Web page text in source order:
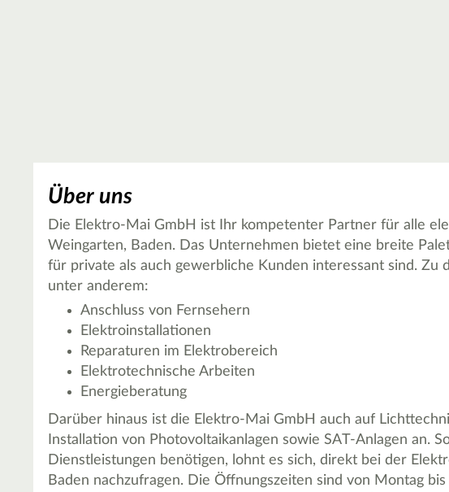
Über uns
Die Elektro-Mai GmbH ist Ihr kompetenter Partner für alle
Weingarten, Baden. Das Unternehmen bietet eine breite
für private als auch gewerbliche Kunden interessant sind. Zu
unter anderem:
Anschluss von Fernsehern
Elektroinstallationen
Reparaturen im Elektrobereich
Elektrotechnische Arbeiten
Energieberatung
Darüber hinaus ist die Elektro-Mai GmbH auch auf
Installation von Photovoltaikanlagen sowie SAT-Anlagen an.
Dienstleistungen benötigen, lohnt es sich, direkt bei der
Baden nachzufragen. Die Öffnungszeiten sind von Montag